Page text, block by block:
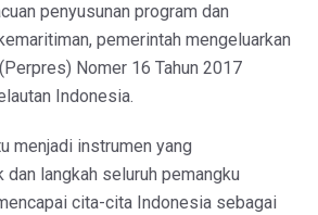
penyusunan program dan
pemerintah mengeluarkan
Nomer 16 Tahun 2017
Indonesia.
menjadi instrumen yang
langkah seluruh pemangku
cita-cita Indonesia sebagai